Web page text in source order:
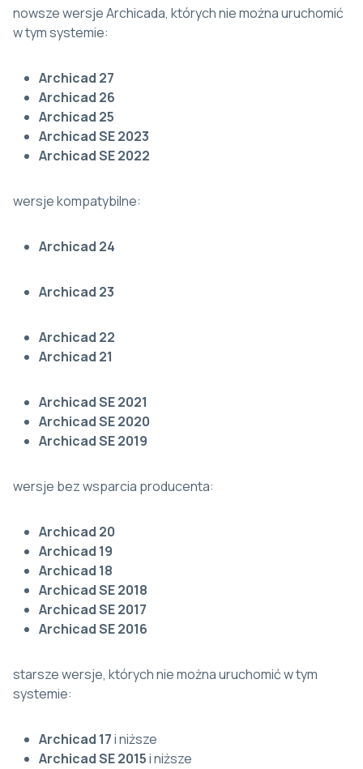
nowsze wersje Archicada, których nie można uruchomić
w tym systemie:
Archicad 27
Archicad 26
Archicad 25
Archicad SE 2023
Archicad SE 2022
wersje kompatybilne:
Archicad 24
Archicad 23
Archicad 22
Archicad 21
Archicad SE 2021
Archicad SE 2020
Archicad SE 2019
wersje bez wsparcia producenta:
Archicad 20
Archicad 19
Archicad 18
Archicad SE 2018
Archicad SE 2017
Archicad SE 2016
starsze wersje, których nie można uruchomić w tym
systemie:
Archicad 17i niższe
Archicad SE 2015i niższe